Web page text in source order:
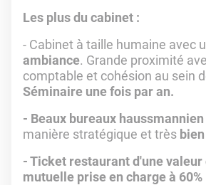
Les plus du cabinet :
- Cabinet à taille humaine avec
ambiance. Grande proximité
comptable et cohésion au sein
Séminaire une fois par an.
- Beaux bureaux haussmannien
manière stratégique et très
- Ticket restaurant d'une valeur
mutuelle prise en charge à 60%